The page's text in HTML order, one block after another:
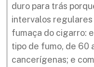
duro para trás
intervalos regulares
fumaça do cigarro:
tipo de fumo, de 60
cancerígenas; e